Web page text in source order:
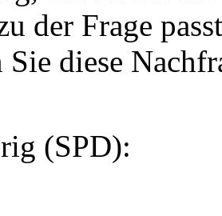
der Frage
diese
(SPD):